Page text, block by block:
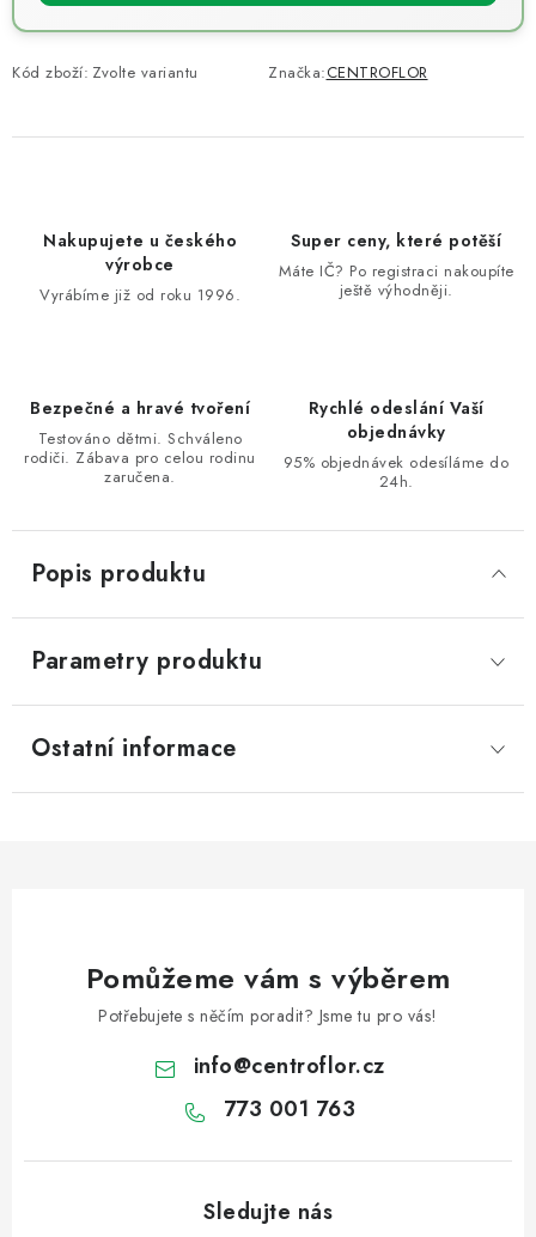
Kód zboží: Zvolte variantu Značka:CENTROFLOR
Nakupujete u českého
výrobce
Vyrábíme již od roku 1996.
Super ceny, které potěší
Máte IČ? Po registraci nakoupíte
ještě výhodněji.
Bezpečné a hravé tvoření
Testováno dětmi. Schváleno
rodiči. Zábava pro celou rodinu
zaručena.
Rychlé odeslání Vaší
objednávky
95% objednávek odesíláme do
24h.
Popis produktu
Parametry produktu
Ostatní informace
Pomůžeme vám s výběrem
Potřebujete s něčím poradit? Jsme tu pro vás!
info@centroflor.cz
773 001 763